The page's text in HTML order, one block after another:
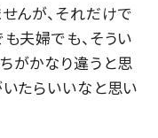
んが、それだけで
夫婦でも、そうい
がかなり違うと思
たらいいなと思い